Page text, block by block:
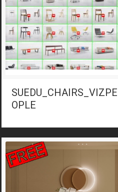
SUEDU_CHAIRS_VIZPE
OPLE